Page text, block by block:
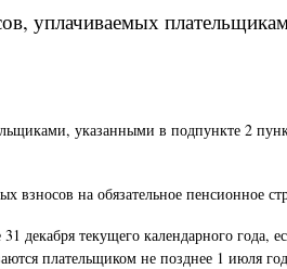
уплачиваемых
указанными в подпункте 2
на обязательное пенсионное
текущего календарного года,
плательщиком не позднее 1 июля